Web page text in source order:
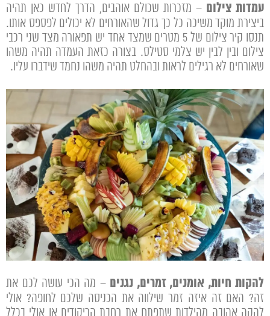
עמדות צילום – מזכרות שכולם אוהבים, הדרך לחדש כאן תהיה
ביצירת מוקד משיכה כל כך גדול שהאורחים לא יכולים לפספס אותו.
תנסו קיר צילום של 5 מטרים שמצד אחד יש תפאורה מצד שני רכבי
צילום ובין לבין יש צלמי סטילס. בצורה כזאת העמדה תהיה משהו
שאורחים לא רגילים לראות ובהחלט תהיה משהו נחמד שידברו עליו.
להקות חיות, אומנים, זמרים, נגנים – מה הכי עושה לכם את
זה? האם זה איזה זמר שילווה את הכניסה שלכם לחופה? אולי